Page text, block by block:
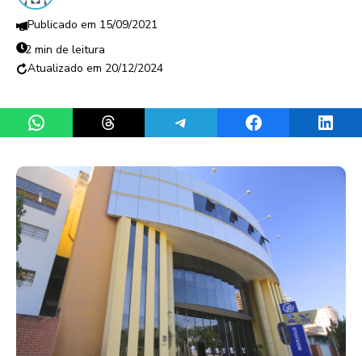
15/09/2021
2 min de leitura
20/12/2024
Share on WhatsAppShare on ThreadsShare on TelegramShare on Facebook